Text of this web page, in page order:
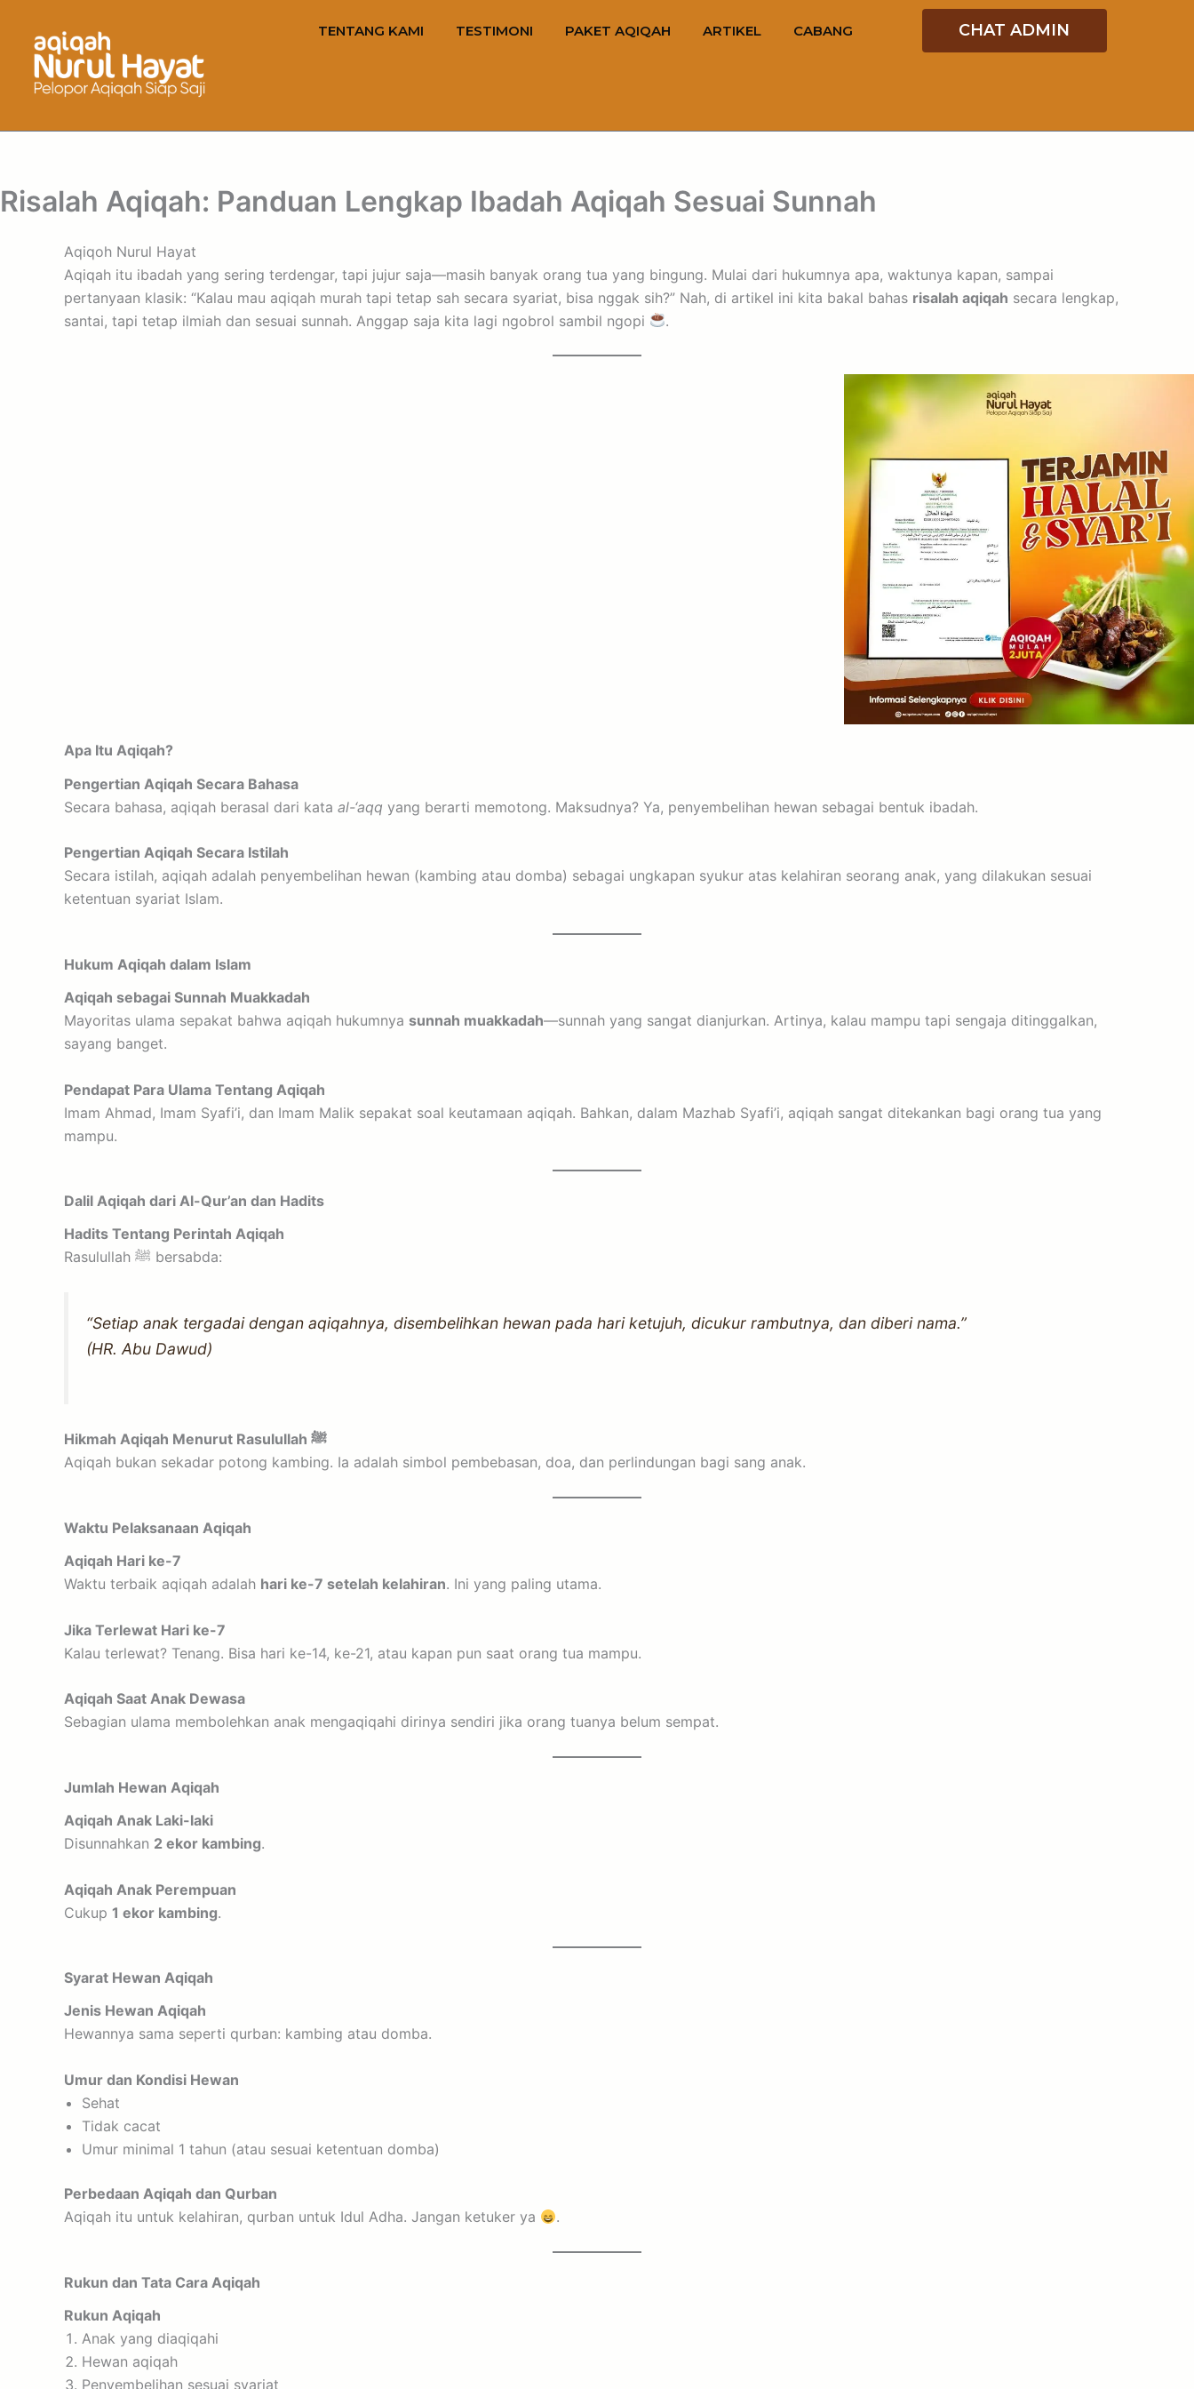
TENTANG KAMI TESTIMONI PAKET AQIQAH ARTIKEL CABANG CHAT ADMIN
Risalah Aqiqah: Panduan Lengkap Ibadah Aqiqah Sesuai Sunnah
Aqiqoh Nurul Hayat
Aqiqah itu ibadah yang sering terdengar, tapi jujur saja—masih banyak orang tua yang bingung. Mulai dari hukumnya apa, waktunya kapan, sampai
pertanyaan klasik: “Kalau mau aqiqah murah tapi tetap sah secara syariat, bisa nggak sih?” Nah, di artikel ini kita bakal bahas risalah aqiqah secara lengkap,
santai, tapi tetap ilmiah dan sesuai sunnah. Anggap saja kita lagi ngobrol sambil ngopi
.
Apa Itu Aqiqah?
Pengertian Aqiqah Secara Bahasa
Secara bahasa, aqiqah berasal dari kata al-‘aqq yang berarti memotong. Maksudnya? Ya, penyembelihan hewan sebagai bentuk ibadah.
Pengertian Aqiqah Secara Istilah
Secara istilah, aqiqah adalah penyembelihan hewan (kambing atau domba) sebagai ungkapan syukur atas kelahiran seorang anak, yang dilakukan sesuai
ketentuan syariat Islam.
Hukum Aqiqah dalam Islam
Aqiqah sebagai Sunnah Muakkadah
Mayoritas ulama sepakat bahwa aqiqah hukumnya sunnah muakkadah—sunnah yang sangat dianjurkan. Artinya, kalau mampu tapi sengaja ditinggalkan,
sayang banget.
Pendapat Para Ulama Tentang Aqiqah
Imam Ahmad, Imam Syafi’i, dan Imam Malik sepakat soal keutamaan aqiqah. Bahkan, dalam Mazhab Syafi’i, aqiqah sangat ditekankan bagi orang tua yang
mampu.
Dalil Aqiqah dari Al-Qur’an dan Hadits
Hadits Tentang Perintah Aqiqah
Rasulullah ﷺ bersabda:
“Setiap anak tergadai dengan aqiqahnya, disembelihkan hewan pada hari ketujuh, dicukur rambutnya, dan diberi nama.”
(HR. Abu Dawud)
Hikmah Aqiqah Menurut Rasulullah ﷺ
Aqiqah bukan sekadar potong kambing. Ia adalah simbol pembebasan, doa, dan perlindungan bagi sang anak.
Waktu Pelaksanaan Aqiqah
Aqiqah Hari ke-7
Waktu terbaik aqiqah adalah hari ke-7 setelah kelahiran. Ini yang paling utama.
Jika Terlewat Hari ke-7
Kalau terlewat? Tenang. Bisa hari ke-14, ke-21, atau kapan pun saat orang tua mampu.
Aqiqah Saat Anak Dewasa
Sebagian ulama membolehkan anak mengaqiqahi dirinya sendiri jika orang tuanya belum sempat.
Jumlah Hewan Aqiqah
Aqiqah Anak Laki-laki
Disunnahkan 2 ekor kambing.
Aqiqah Anak Perempuan
Cukup 1 ekor kambing.
Syarat Hewan Aqiqah
Jenis Hewan Aqiqah
Hewannya sama seperti qurban: kambing atau domba.
Umur dan Kondisi Hewan
Sehat
Tidak cacat
Umur minimal 1 tahun (atau sesuai ketentuan domba)
Perbedaan Aqiqah dan Qurban
Aqiqah itu untuk kelahiran, qurban untuk Idul Adha. Jangan ketuker ya
.
Rukun dan Tata Cara Aqiqah
Rukun Aqiqah
Anak yang diaqiqahi
Hewan aqiqah
Penyembelihan sesuai syariat